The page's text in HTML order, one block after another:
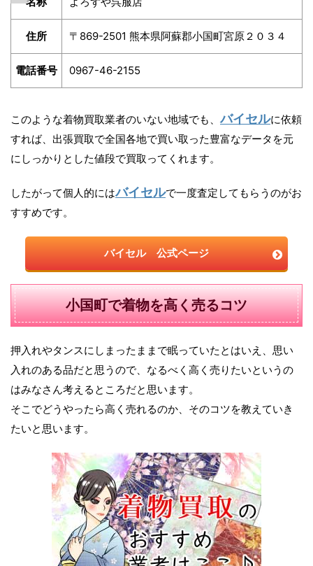
住所 〒869-2501 熊本県阿蘇郡小国町宮原２０３４
電話番号 0967-46-2155
このような着物買取業者のいない地域でも、バイセルに依頼
すれば、出張買取で全国各地で買い取った豊富なデータを元
にしっかりとした値段で買取ってくれます。
したがって個人的にはバイセルで一度査定してもらうのがお
すすめです。
バイセル 公式ページ
小国町で着物を高く売るコツ
押入れやタンスにしまったままで眠っていたとはいえ、思い
入れのある品だと思うので、なるべく高く売りたいというの
はみなさん考えるところだと思います。
そこでどうやったら高く売れるのか、そのコツを教えていき
たいと思います。